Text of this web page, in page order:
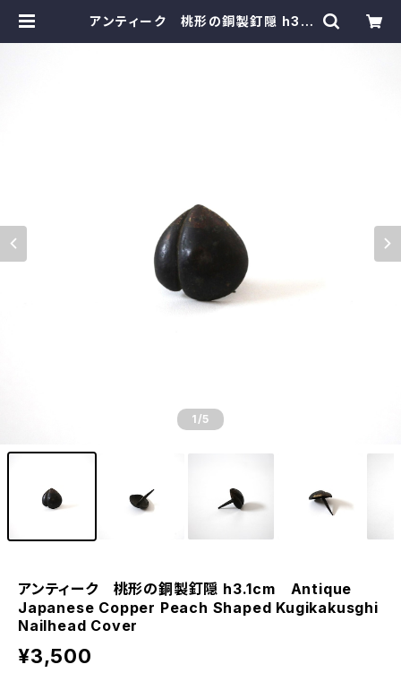
アンティーク 桃形の銅製釘隠 h3.1
1 /5
アンティーク 桃形の銅製釘隠 h3.1cm Antique
Japanese Copper Peach Shaped Kugikakusghi
Nailhead Cover
¥3,500